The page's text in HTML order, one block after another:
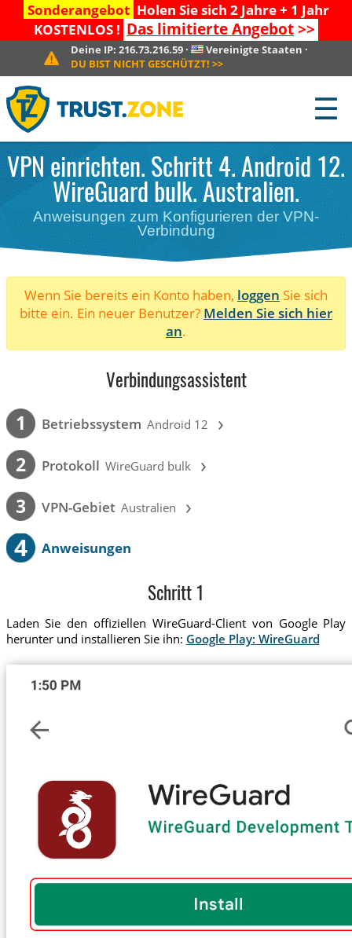
Sonderangebot Holen Sie sich 2 Jahre + 1 Jahr
KOSTENLOS ! Das limitierte Angebot>>
Deine IP:216.73.216.59 · Vereinigte Staaten ·
DU BIST NICHT GESCHÜTZT! >>
☰
VPN einrichten. Schritt 4. Android 12.
WireGuard bulk. Australien.
Anweisungen zum Konfigurieren der VPN-
Verbindung
Wenn Sie bereits ein Konto haben, loggen Sie sich
bitte ein. Ein neuer Benutzer? Melden Sie sich hier
an.
Verbindungsassistent
1 Betriebssystem Android 12 ›
2 Protokoll WireGuard bulk ›
3 VPN-Gebiet Australien ›
4 Anweisungen
Schritt 1
Laden Sie den offiziellen WireGuard-Client von Google Play
herunter und installieren Sie ihn: Google Play: WireGuard